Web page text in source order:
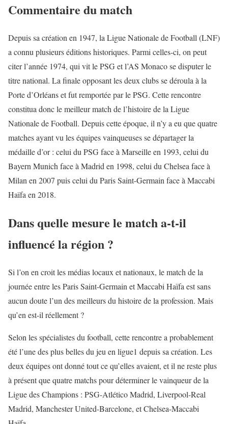
Commentaire du match
Depuis sa création en 1947, la Ligue Nationale de Football (LNF)
a connu plusieurs éditions historiques. Parmi celles-ci, on peut
citer l’année 1974, qui vit le PSG et l’AS Monaco se disputer le
titre national. La finale opposant les deux clubs se déroula à la
Porte d’Orléans et fut remportée par le PSG. Cette rencontre
constitua donc le meilleur match de l’histoire de la Ligue
Nationale de Football. Depuis cette époque, il n’y a eu que quatre
matches ayant vu les équipes vainqueuses se départager la
médaille d’or : celui du PSG face à Marseille en 1993, celui du
Bayern Munich face à Madrid en 1998, celui du Chelsea face à
Milan en 2007 puis celui du Paris Saint-Germain face à Maccabi
Haïfa en 2018.
Dans quelle mesure le match a-t-il
influencé la région ?
Si l’on en croit les médias locaux et nationaux, le match de la
journée entre les Paris Saint-Germain et Maccabi Haïfa est sans
aucun doute l’un des meilleurs du histoire de la profession. Mais
qu’en est-il réellement ?
Selon les spécialistes du football, cette rencontre a probablement
été l’une des plus belles du jeu en ligue1 depuis sa création. Les
deux équipes ont donné tout ce qu’elles avaient, et il ne reste plus
à présent que quatre matchs pour déterminer le vainqueur de la
Ligue des Champions : PSG-Atlético Madrid, Liverpool-Real
Madrid, Manchester United-Barcelone, et Chelsea-Maccabi